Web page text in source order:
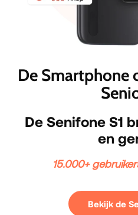
De Smartphone
De Senifone S1
en
15.000+
Bekijk de